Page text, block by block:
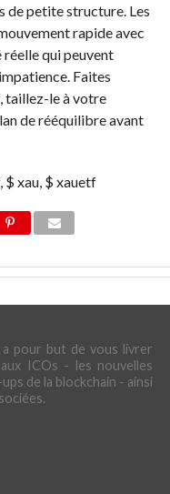
de petite structure. Les
rapide avec
qui peuvent
Faites
taillez-le à votre
de rééquilibre avant
xau, $ xauetf
pour but de vous livrer
ICOs - les nouvelles
de la blockchain - ainsi